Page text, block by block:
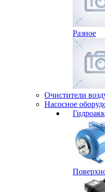
Разное
Очистители
Насосное